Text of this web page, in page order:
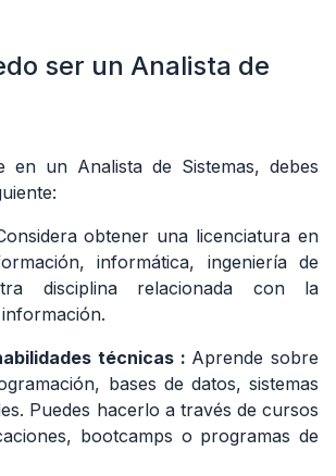
ser un Analista de
en un Analista de Sistemas, debes
obtener una licenciatura en
informática, ingeniería de
disciplina relacionada con la
técnicas : Aprende sobre
bases de datos, sistemas
Puedes hacerlo a través de cursos
bootcamps o programas de